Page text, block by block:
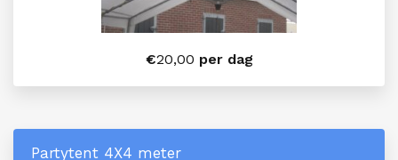
€20,00 per dag
Partytent 4X4 meter